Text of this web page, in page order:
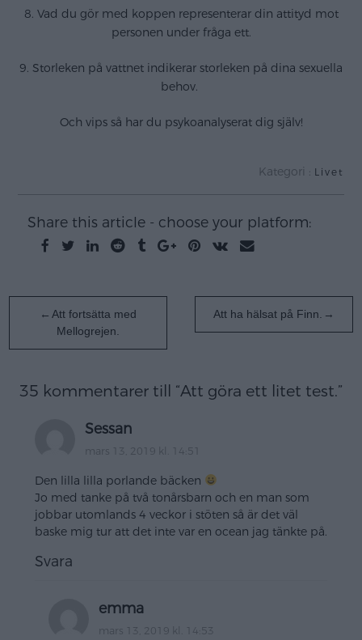
8. Vad du gör med koppen representerar din attityd mot
personen under fråga ett.
9. Storleken på vattnet indikerar storleken på dina sexuella
behov.
Och vips så har du psykoanalyserat dig själv!
Kategori : Livet
Share this article - choose your platform:
Inläggsnavigering
Att fortsätta med
Mellogrejen.
Att ha hälsat på Finn.
35 kommentarer till “Att göra ett litet test.”
Sessan
mars 13, 2019 kl. 14:51
Den lilla lilla porlande bäcken
Jo med tanke på två tonårsbarn och en man som
jobbar utomlands 4 veckor i stöten så är det väl
baske mig tur att det inte var en ocean jag tänkte på.
Svara
emma
mars 13, 2019 kl. 14:53